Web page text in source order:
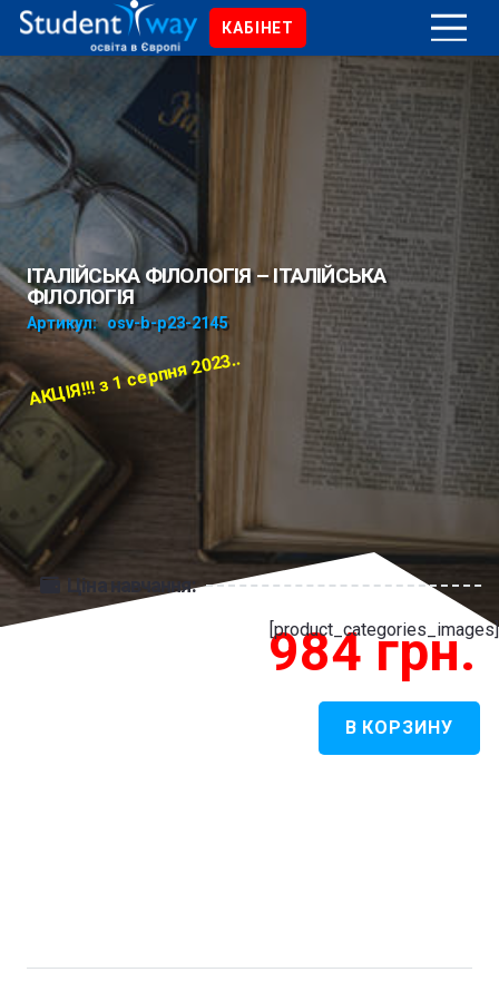
КАБІНЕТ
ІТАЛІЙСЬКА ФІЛОЛОГІЯ – ІТАЛІЙСЬКА
ФІЛОЛОГІЯ
Артикул: osv-b-p23-2145
АКЦІЯ!!! з 1 серпня 2023..
[product_categories_images]
Ціна навчання:
984грн.
В КОРЗИНУ